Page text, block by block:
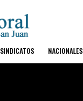
SINDICATOS NACIONALES